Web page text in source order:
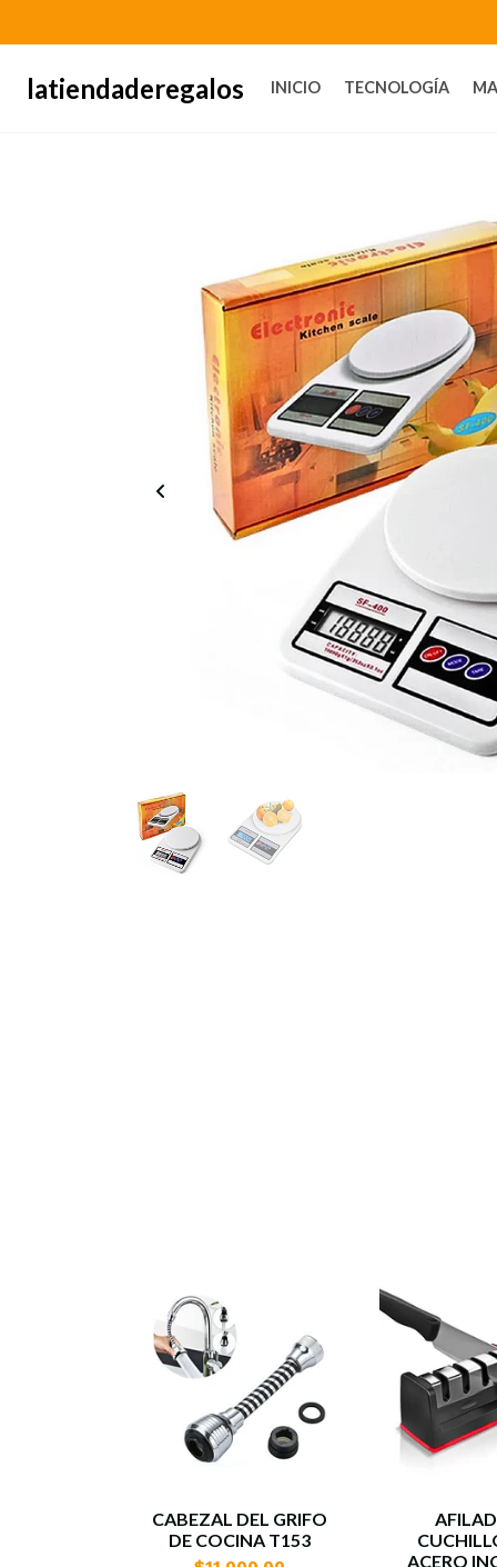
latiendaderegalos INICIO TECNOLOGÍA
CABEZAL DEL GRIFO
DE COCINA T153
ACERO